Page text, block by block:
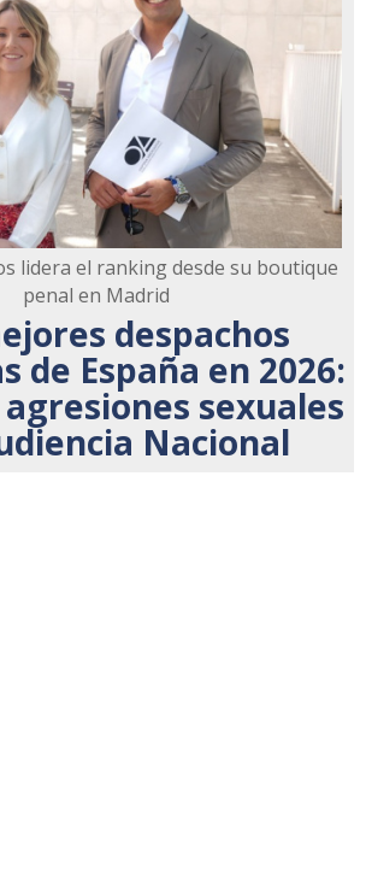
lidera el ranking desde su boutique
penal en Madrid
despachos
de España en 2026:
sexuales
Nacional